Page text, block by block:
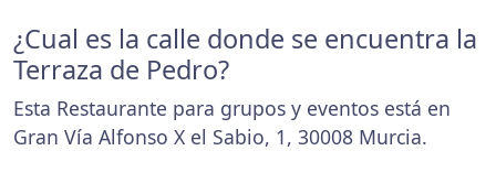
¿Cual es la calle donde se encuentra la
Terraza de Pedro?
Esta Restaurante para grupos y eventos está en
Gran Vía Alfonso X el Sabio, 1, 30008 Murcia.